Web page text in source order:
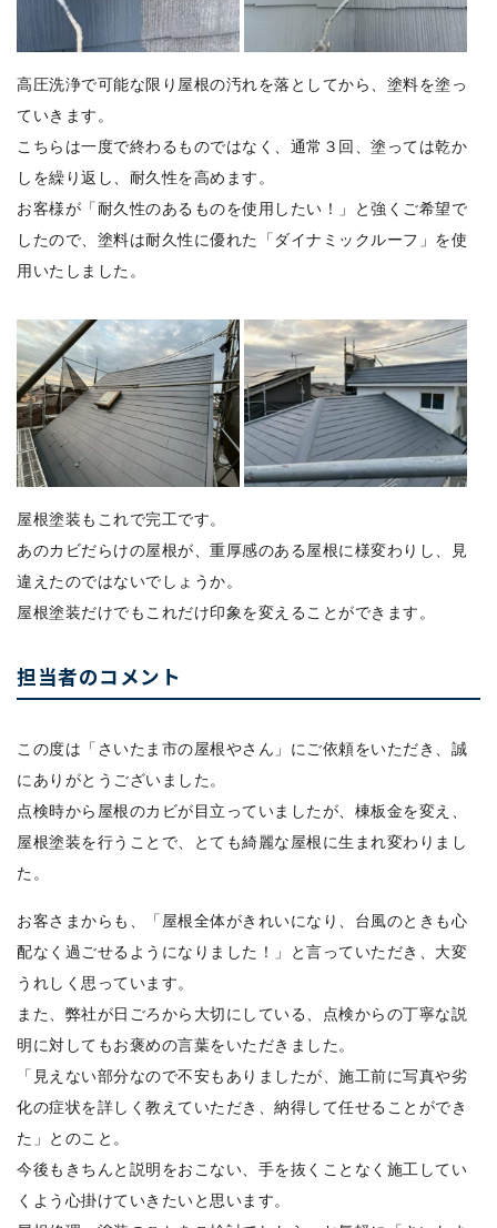
高圧洗浄で可能な限り屋根の汚れを落としてから、塗料を塗っ
ていきます。
こちらは一度で終わるものではなく、通常３回、塗っては乾か
しを繰り返し、耐久性を高めます。
お客様が「耐久性のあるものを使用したい！」と強くご希望で
したので、塗料は耐久性に優れた「ダイナミックルーフ」を使
用いたしました。
屋根塗装もこれで完工です。
あのカビだらけの屋根が、重厚感のある屋根に様変わりし、見
違えたのではないでしょうか。
屋根塗装だけでもこれだけ印象を変えることができます。
担当者のコメント
この度は「さいたま市の屋根やさん」にご依頼をいただき、誠
にありがとうございました。
点検時から屋根のカビが目立っていましたが、棟板金を変え、
屋根塗装を行うことで、とても綺麗な屋根に生まれ変わりまし
た。
お客さまからも、「屋根全体がきれいになり、台風のときも心
配なく過ごせるようになりました！」と言っていただき、大変
うれしく思っています。
また、弊社が日ごろから大切にしている、点検からの丁寧な説
明に対してもお褒めの言葉をいただきました。
「見えない部分なので不安もありましたが、施工前に写真や劣
化の症状を詳しく教えていただき、納得して任せることができ
た」とのこと。
今後もきちんと説明をおこない、手を抜くことなく施工してい
くよう心掛けていきたいと思います。